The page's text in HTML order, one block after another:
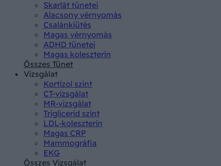
Skarlát tünetei
Alacsony vérnyomás
Csalánkiütés
Magas vérnyomás
ADHD tünetei
Magas koleszterin
Összes Tünet
Vizsgálat
Kortizol szint
CT-vizsgálat
MR-vizsgálat
Triglicerid szint
LDL-koleszterin
Magas CRP
Mammográfia
EKG
Összes Vizsgálat